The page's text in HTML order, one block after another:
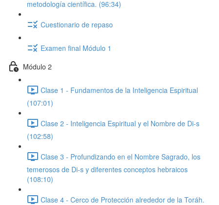
metodología científica. (96:34)
Cuestionario de repaso
Examen final Módulo 1
Módulo 2
Clase 1 - Fundamentos de la Inteligencia Espiritual
(107:01)
Clase 2 - Inteligencia Espiritual y el Nombre de Di-s
(102:58)
Clase 3 - Profundizando en el Nombre Sagrado, los
temerosos de Di-s y diferentes conceptos hebraicos
(108:10)
Clase 4 - Cerco de Protección alrededor de la Toráh.